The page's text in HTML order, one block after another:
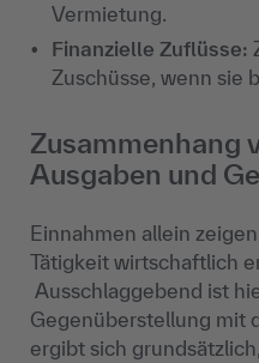
Vermietung.
Finanzielle Zuflüsse:
Zuschüsse, wenn sie
Zusammenhang
Ausgaben und
Einnahmen allein
Tätigkeit wirtschaftlich
Ausschlaggebend ist
Gegenüberstellung mit
ergibt sich